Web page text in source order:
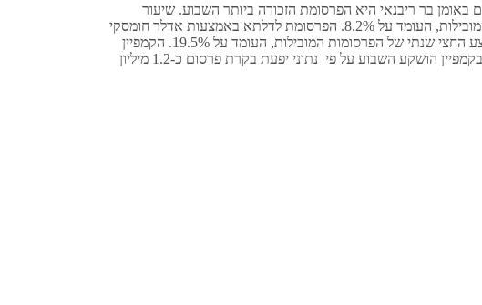
בר ריבנאי היא הפרסומת הזכורה ביותר השבוע. שיעור
הזכירה לפרסומת גבוה בכ-23% מהממוצע החצי שנתי של הפרסומות המובילות, העומד על 8.2%. הפרסומת לדלתא באמצעות אדלר חומסקי
היא האהובה ביותר. שיעור האהדה של הפרסומת גבוה בכ-5% מהממוצע החצי שנתי של הפרסומות המובילות, העומד על 19.5%. הקמפיין
לסלקום TV באמצעות גיתם BBDO הוא המושקע מבחינה תקציבית. בקמפיין הושקע השבוע על פי נתוני יפעת בקרת פרסום כ-1.2 מיליון